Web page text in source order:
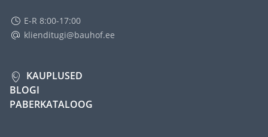
E-R 8:00-17:00
klienditugi@bauhof.ee
KAUPLUSED
BLOGI
PABERKATALOOG